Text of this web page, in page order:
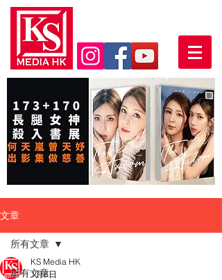
文章
所有文章
所有文章
KS Media HK
1月6日